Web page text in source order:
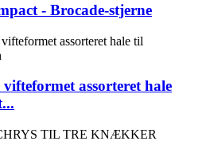
- Brocade-stjerne
assorteret hale